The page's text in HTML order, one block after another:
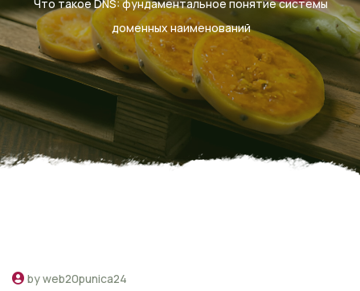
Что такое DNS: фундаментальное понятие системы
доменных наименований
by web20punica24